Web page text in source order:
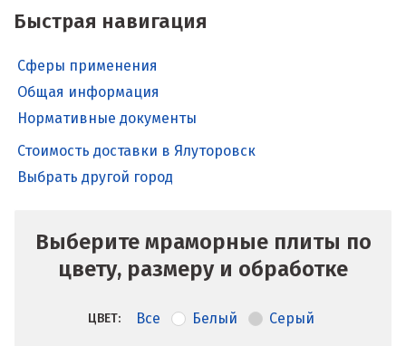
Быстрая навигация
Сферы применения
Общая информация
Нормативные документы
Стоимость доставки в Ялуторовск
Выбрать другой город
Выберите мраморные плиты по
цвету, размеру и обработке
ЦВЕТ: Все Белый Серый